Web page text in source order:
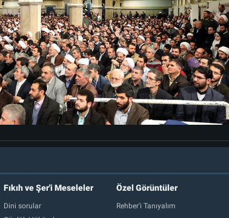
Fıkıh ve Şer'i Meseleler
Dini sorular
Özel Görüntüler
Rehber'i Tanıyalım